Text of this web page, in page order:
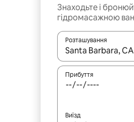
Знаходьте і
гідромасажною
Розташування
Отримавши
Прибуття
Виїзд